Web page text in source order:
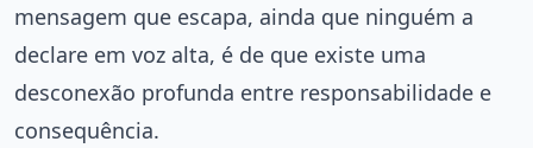
mensagem que escapa, ainda que ninguém a
declare em voz alta, é de que existe uma
desconexão profunda entre responsabilidade e
consequência.